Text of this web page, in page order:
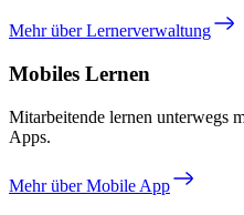
Mehr über Lernerverwaltung
Mobiles Lernen
Mitarbeitende lernen unterwegs
Apps.
Mehr über Mobile App